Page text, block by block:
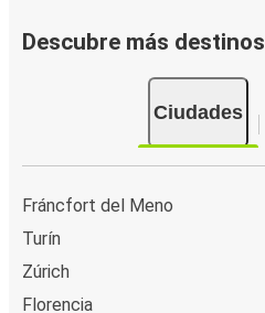
Descubre más destinos
Ciudades
Fráncfort del Meno
Turín
Zúrich
Florencia